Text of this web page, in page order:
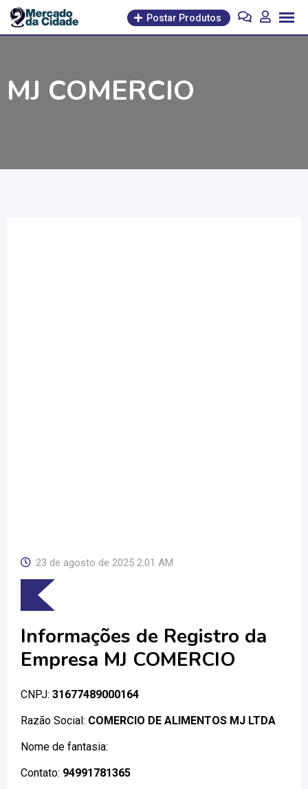
Pular
para
Postar Produtos
MJ COMERCIO
23 de agosto de 2025 2:01 AM
Informações de Registro da
Empresa MJ COMERCIO
CNPJ: 31677489000164
Razão Social: COMERCIO DE ALIMENTOS MJ LTDA
Nome de fantasia:
Contato: 94991781365